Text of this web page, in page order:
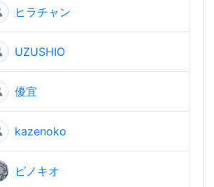
ヒラチャン
UZUSHIO
優宜
kazenoko
ピノキオ